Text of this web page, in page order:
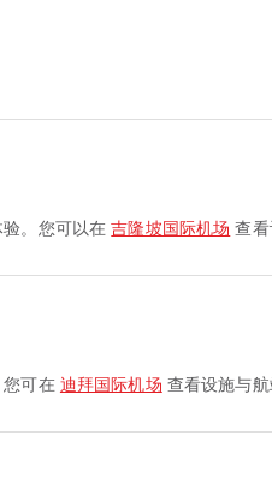
验。您可以在吉隆坡国际机场 查看
您可在 迪拜国际机场 查看设施与航